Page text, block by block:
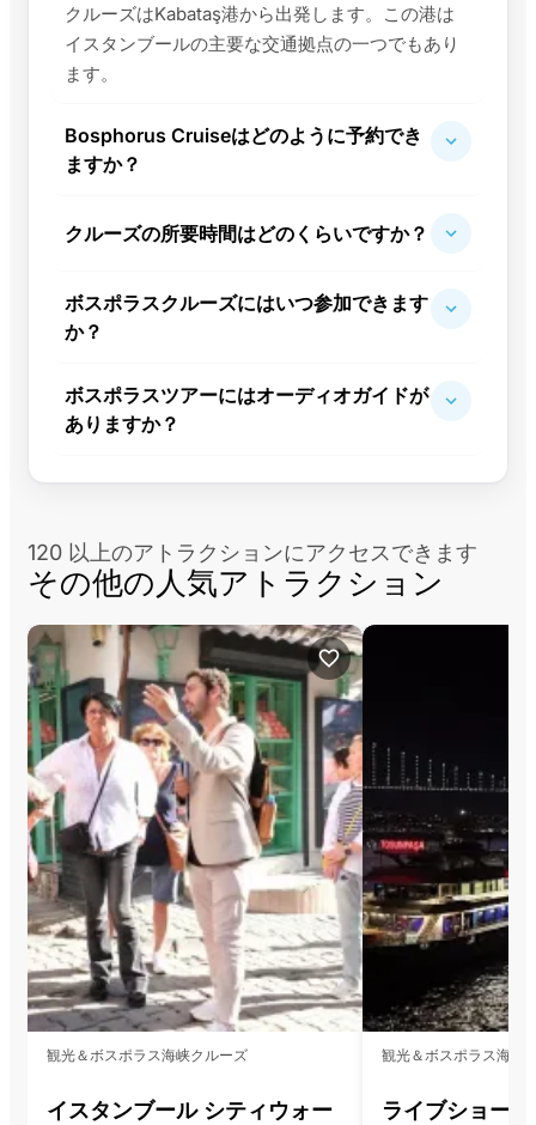
クルーズはKabataş港から出発します。この港は
イスタンブールの主要な交通拠点の一つでもあり
ます。
Bosphorus Cruiseはどのように予約でき
ますか？
クルーズの所要時間はどのくらいですか？
ボスポラスクルーズにはいつ参加できます
か？
ボスポラスツアーにはオーディオガイドが
ありますか？
120 以上のアトラクションにアクセスできます
その他の人気アトラクション
観光＆ボスポラス海峡クルーズ
イスタンブール シティウォー
観光＆ボスポラス海峡
ライブショー